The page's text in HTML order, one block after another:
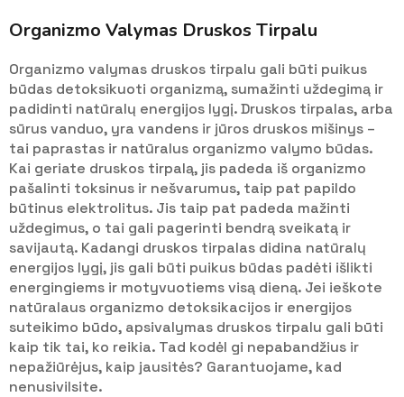
Organizmo Valymas Druskos Tirpalu
Organizmo valymas druskos tirpalu gali būti puikus
būdas detoksikuoti organizmą, sumažinti uždegimą ir
padidinti natūralų energijos lygį. Druskos tirpalas, arba
sūrus vanduo, yra vandens ir jūros druskos mišinys –
tai paprastas ir natūralus organizmo valymo būdas.
Kai geriate druskos tirpalą, jis padeda iš organizmo
pašalinti toksinus ir nešvarumus, taip pat papildo
būtinus elektrolitus. Jis taip pat padeda mažinti
uždegimus, o tai gali pagerinti bendrą sveikatą ir
savijautą. Kadangi druskos tirpalas didina natūralų
energijos lygį, jis gali būti puikus būdas padėti išlikti
energingiems ir motyvuotiems visą dieną. Jei ieškote
natūralaus organizmo detoksikacijos ir energijos
suteikimo būdo, apsivalymas druskos tirpalu gali būti
kaip tik tai, ko reikia. Tad kodėl gi nepabandžius ir
nepažiūrėjus, kaip jausitės? Garantuojame, kad
nenusivilsite.